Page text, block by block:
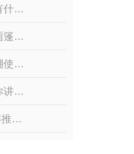
雨棚和雨篷有什么区别吗？
常见的推拉雨篷雨棚有哪些用途制作材料是什么？
移动推拉雨棚使安全性和实用性怎么样?
昊澜小编给你讲解家里安装伸缩雨棚的好处
**给大家讲解推拉雨棚电动雨棚的使用场景有哪些